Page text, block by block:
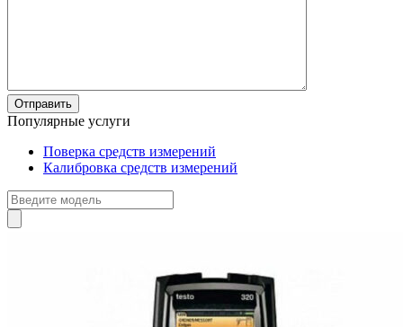
Популярные услуги
Поверка средств измерений
Калибровка средств измерений